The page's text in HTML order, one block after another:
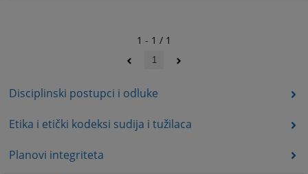
Disciplinski postupci i odluke
Etika i etički kodeksi sudija i tužilaca
Planovi integriteta
1 - 1 / 1
1